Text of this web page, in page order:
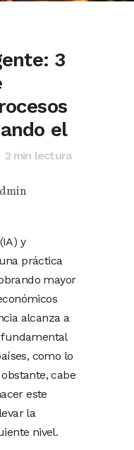
3
el
2min lectura
y
práctica
mayor
alcanza a
como lo
cabe
este
la
nivel.